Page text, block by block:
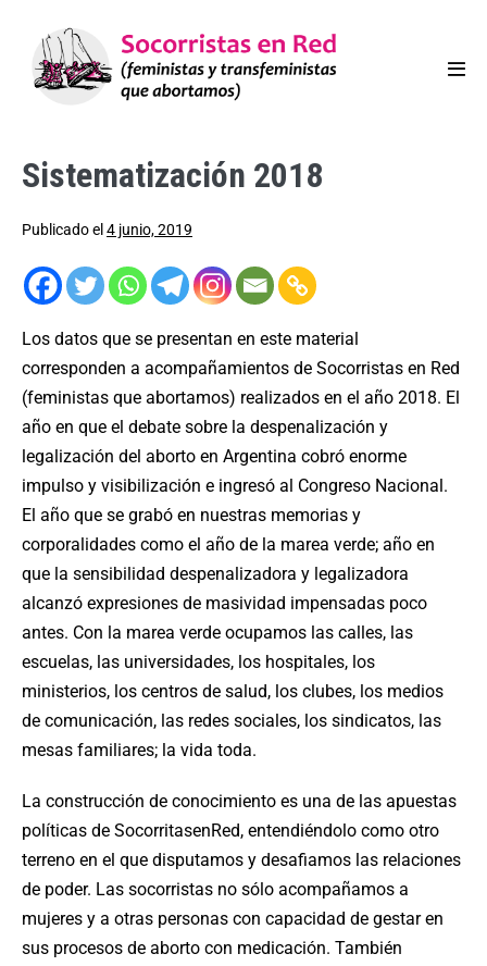
Sistematización 2018
Publicado el 4 junio, 2019
Los datos que se presentan en este material
corresponden a acompañamientos de Socorristas en Red
(feministas que abortamos) realizados en el año 2018. El
año en que el debate sobre la despenalización y
legalización del aborto en Argentina cobró enorme
impulso y visibilización e ingresó al Congreso Nacional.
El año que se grabó en nuestras memorias y
corporalidades como el año de la marea verde; año en
que la sensibilidad despenalizadora y legalizadora
alcanzó expresiones de masividad impensadas poco
antes. Con la marea verde ocupamos las calles, las
escuelas, las universidades, los hospitales, los
ministerios, los centros de salud, los clubes, los medios
de comunicación, las redes sociales, los sindicatos, las
mesas familiares; la vida toda.
La construcción de conocimiento es una de las apuestas
políticas de SocorritasenRed, entendiéndolo como otro
terreno en el que disputamos y desafiamos las relaciones
de poder. Las socorristas no sólo acompañamos a
mujeres y a otras personas con capacidad de gestar en
sus procesos de aborto con medicación. También